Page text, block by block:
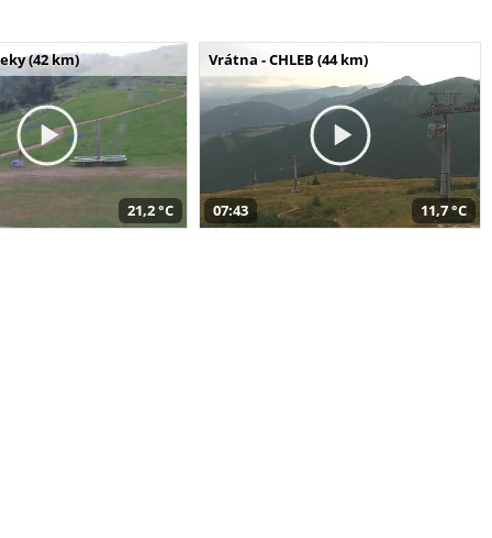
(42 km)
21,2 °C
Vrátna - CHLEB (44 km)
07:43 11,7 °C